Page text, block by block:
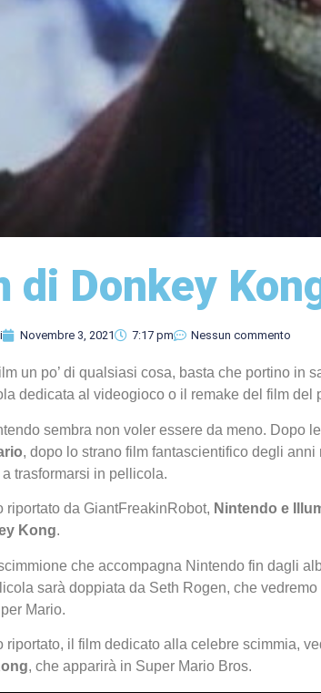
di Donkey
Novembre 3, 2021 7:17 pm Nessun commento
un po’ di qualsiasi cosa, basta che portino in
dedicata al videogioco o il remake del film del
sembra non voler essere da meno. Dopo
, dopo lo strano film fantascientifico degli
trasformarsi in pellicola.
riportato da GiantFreakinRobot, Nintendo e
Kong.
che accompagna Nintendo fin dagli
sarà doppiata da Seth Rogen, che
Mario.
riportato, il film dedicato alla celebre scimmia,
, che apparirà in Super Mario Bros.